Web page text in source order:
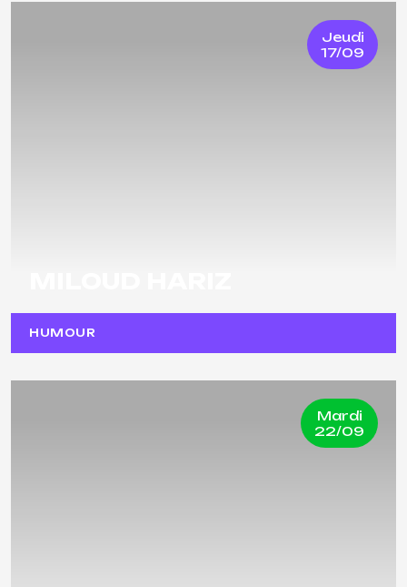
Jeudi
17/09
HUMOUR
Mardi
22/09